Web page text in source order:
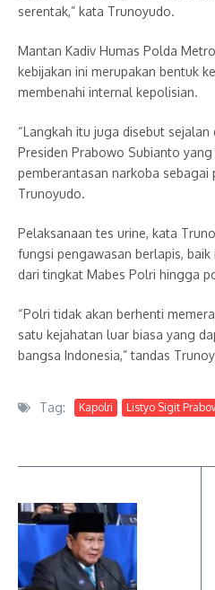
serentak,” kata Trunoyudo.
Mantan Kadiv Humas Polda
kebijakan ini merupakan bentuk
membenahi internal kepolisian.
“Langkah itu juga disebut
Presiden Prabowo Subianto
pemberantasan narkoba sebagai
Trunoyudo.
Pelaksanaan tes urine, kata
fungsi pengawasan berlapis,
dari tingkat Mabes Polri hingga
“Polri tidak akan berhenti
satu kejahatan luar biasa yang
bangsa Indonesia,” tandas
Tag: Kapolri Listyo Sigit